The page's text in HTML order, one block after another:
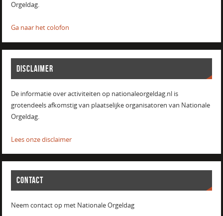
Orgeldag.
Ga naar het colofon
DISCLAIMER
De informatie over activiteiten op nationaleorgeldag.nl is
grotendeels afkomstig van plaatselijke organisatoren van Nationale
Orgeldag.
Lees onze disclaimer
CONTACT
Neem contact op met Nationale Orgeldag